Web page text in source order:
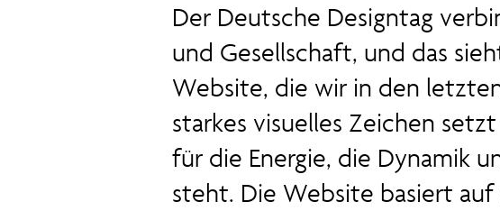
Der Deutsche Designtag
und Gesellschaft, und das
Website, die wir in den
starkes visuelles Zeichen
für die Energie, die Dynamik
steht. Die Website basiert